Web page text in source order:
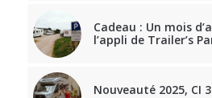
Cadeau : Un mois
l’appli de Trailer’s
Nouveauté 2025, CI